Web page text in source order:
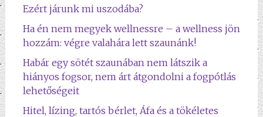
Ezért járunk mi uszodába?
Ha én nem megyek wellnessre – a wellness jön
hozzám: végre valahára lett szaunánk!
Habár egy sötét szaunában nem látszik a
hiányos fogsor, nem árt átgondolni a fogpótlás
lehetőségeit
Hitel, lízing, tartós bérlet, Áfa és a tökéletes